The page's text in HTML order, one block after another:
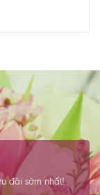
đãi sớm nhất!